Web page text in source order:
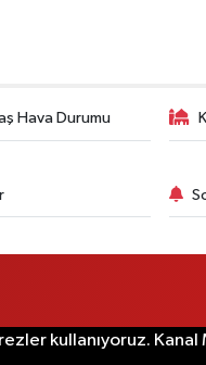
Hava Durumu
kullanıyoruz. Kanal